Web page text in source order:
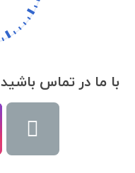
با ما در تماس باشید